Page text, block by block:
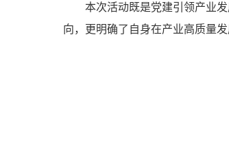
本次活动既是党建引领产业发
向，更明确了自身在产业高质量